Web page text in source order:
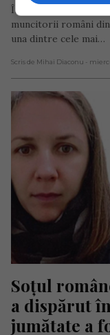
Într-o dimineață
muncitorii români
una dintre cele mai…
Scris de Mihai Diaconu -
Soțul
a dispărut
jumătate a